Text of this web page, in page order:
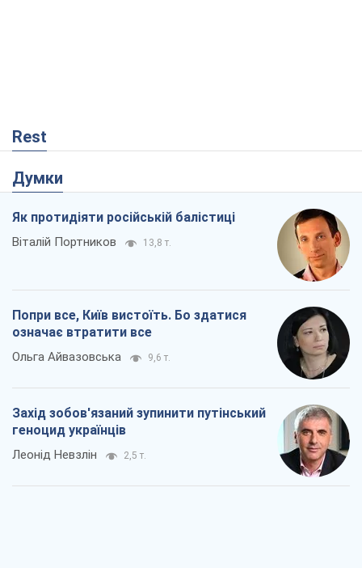
Rest
Думки
Як протидіяти російській балістиці
Віталій Портников 13,8 т.
Попри все, Київ вистоїть. Бо здатися
означає втратити все
Ольга Айвазовська 9,6 т.
Захід зобов'язаний зупинити путінський
геноцид українців
Леонід Невзлін 2,5 т.